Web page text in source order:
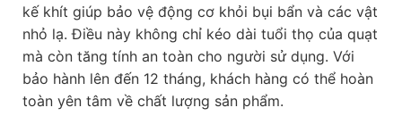
kế khít giúp bảo vệ động cơ khỏi bụi bẩn và các vật
nhỏ lạ. Điều này không chỉ kéo dài tuổi thọ của quạt
mà còn tăng tính an toàn cho người sử dụng. Với
bảo hành lên đến 12 tháng, khách hàng có thể hoàn
toàn yên tâm về chất lượng sản phẩm.